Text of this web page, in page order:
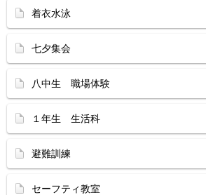
着衣水泳
七夕集会
八中生 職場体験
１年生 生活科
避難訓練
セーフティ教室